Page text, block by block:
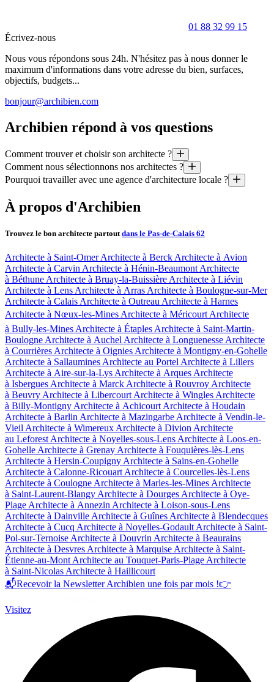
01 88 32 99 15
Écrivez-nous
Nous vous répondons sous 24h. N'hésitez pas à nous donner le
maximum d'informations dans votre adresse du bien, surfaces,
objectifs, budgets...
bonjour@archibien.com
Archibien répond à vos questions
Comment trouver et choisir son architecte ?
1. Définissons votre projet (espaces, style, budget, délais, etc)
2. Rencontrez 3 architectes sélectionnés spécialement pour vous
Pouvoir comparer et choisir, c’est tout l’intérêt d’Archibien
Nos appels d'offre vous permettent d'obtenir des esquisses conçues,
Comment nous sélectionnons nos architectes ?
Nous avons plusieurs critères pour choisir les architectes : ils
Pourquoi travailler avec une agence d'architecture locale ?
Parce qu’elle connaît les techniques de construction locales et
Parce qu’elle connaît les règlements d’urbanisme et vous fera
À propos d'Archibien
Trouvez le bon architecte partoutdans le Pas-de-Calais 62
Architecte à Saint-OmerArchitecte à BerckArchitecte à Avion
Architecte à CarvinArchitecte à Hénin-BeaumontArchitecte
à BéthuneArchitecte à Bruay-la-BuissièreArchitecte à Liévin
Architecte à LensArchitecte à ArrasArchitecte à Boulogne-sur-Mer
Architecte à CalaisArchitecte à OutreauArchitecte à Harnes
Architecte à Nœux-les-MinesArchitecte à MéricourtArchitecte
à Bully-les-MinesArchitecte à ÉtaplesArchitecte à Saint-Martin-
BoulogneArchitecte à AuchelArchitecte à LonguenesseArchitecte
à CourrièresArchitecte à OigniesArchitecte à Montigny-en-Gohelle
Architecte à SallauminesArchitecte au PortelArchitecte à Lillers
Architecte à Aire-sur-la-LysArchitecte à ArquesArchitecte
à IsberguesArchitecte à MarckArchitecte à RouvroyArchitecte
à BeuvryArchitecte à LibercourtArchitecte à WinglesArchitecte
à Billy-MontignyArchitecte à AchicourtArchitecte à Houdain
Architecte à BarlinArchitecte à MazingarbeArchitecte à Vendin-le-
VieilArchitecte à WimereuxArchitecte à DivionArchitecte
au LeforestArchitecte à Noyelles-sous-LensArchitecte à Loos-en-
GohelleArchitecte à GrenayArchitecte à Fouquières-lès-Lens
Architecte à Hersin-CoupignyArchitecte à Sains-en-Gohelle
Architecte à Calonne-RicouartArchitecte à Courcelles-lès-Lens
Architecte à CoulogneArchitecte à Marles-les-MinesArchitecte
à Saint-Laurent-BlangyArchitecte à DourgesArchitecte à Oye-
PlageArchitecte à AnnezinArchitecte à Loison-sous-Lens
Architecte à DainvilleArchitecte à GuînesArchitecte à Blendecques
Architecte à Cucq Architecte à Noyelles-GodaultArchitecte à Saint-
Pol-sur-TernoiseArchitecte à DouvrinArchitecte à Beaurains
Architecte à DesvresArchitecte à MarquiseArchitecte à Saint-
Étienne-au-MontArchitecte au Touquet-Paris-PlageArchitecte
à Saint-NicolasArchitecte à Haillicourt
📬Recevoir la Newsletter Archibien une fois par mois !👉
Visitez